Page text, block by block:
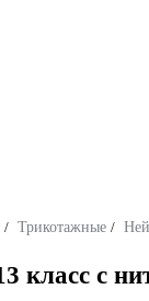
/ Трикотажные /
класс с